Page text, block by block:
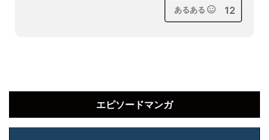
あるある 12
エピソードマンガ